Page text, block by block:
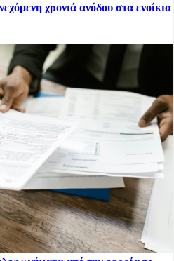
χρονιά ανόδου στα ενοίκια